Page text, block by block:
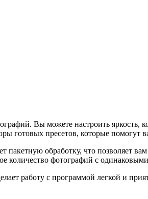
Вы можете настроить яркость,
готовых пресетов, которые
обработку, что позволяет
количество фотографий с
работу с программой легкой и